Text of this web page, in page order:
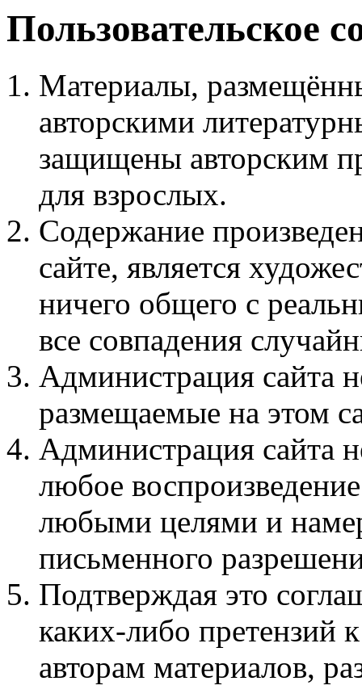
Пользовательское
Материалы,
авторскими
защищены авторским
для взрослых.
Содержание
сайте, является
ничего общего с
все совпадения
Администрация сайта
размещаемые на этом
Администрация сайта
любое
любыми целями и
письменного
Подтверждая это
каких-либо претензий
авторам материалов,